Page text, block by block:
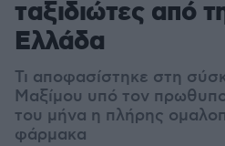
ταξιδιώτες από
Ελλάδα
Τι αποφασίστηκε στη
Μαξίμου υπό τον
του μήνα η πλήρης
φάρμακα